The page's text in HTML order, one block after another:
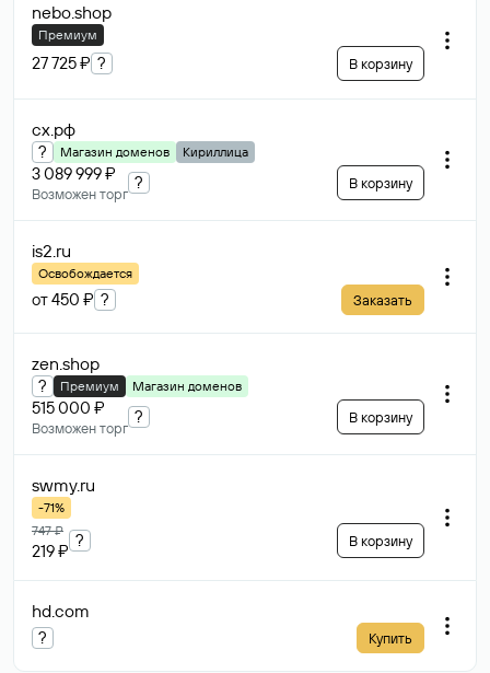
nebo.shop
Премиум
27 725 ₽ ? В корзину
сх.рф
? Магазин доменов Кириллица
3 089 999 ₽
Возможен торг
? В корзину
is2.ru
Освобождается
от 450 ₽ ? Заказать
zen.shop
? Премиум Магазин доменов
515 000 ₽
Возможен торг
? В корзину
swmy.ru
-71%
747 ₽
219 ₽
? В корзину
hd.com
? Купить